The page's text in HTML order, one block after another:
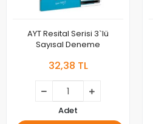
AYT Resital Serisi 3`lü
Sayısal Deneme
32,38 TL
Adet